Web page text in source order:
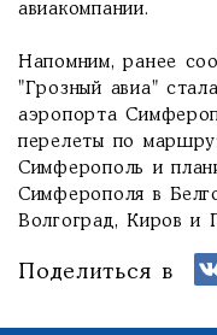
авиакомпании.
Напомним, ранее
"Грозный авиа"
аэропорта
перелеты по
Симферополь и
Симферополя в
Волгоград, Киров и
Поделиться в